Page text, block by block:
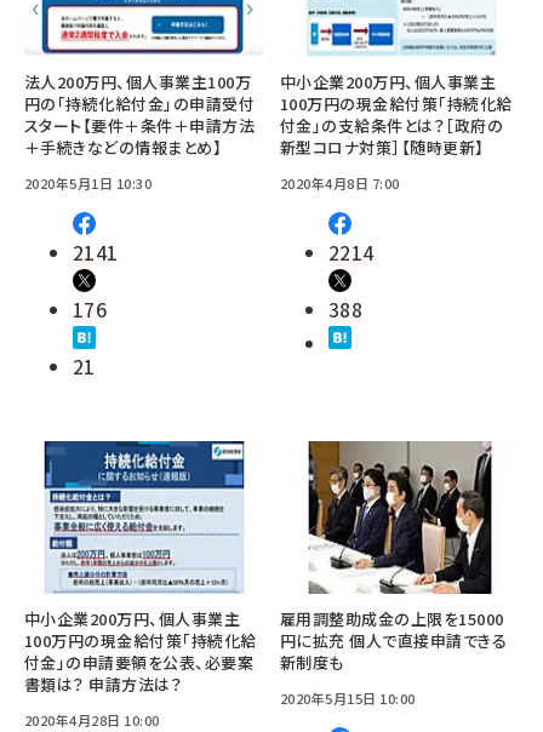
法人200万円、個人事業主100万
円の「持続化給付金」の申請受付
スタート【要件＋条件＋申請方法
＋手続きなどの情報まとめ】
2020年5月1日 10:30
2141
176
21
中小企業200万円、個人事業主
100万円の現金給付策「持続化給
付金」の支給条件とは？［政府の
新型コロナ対策］【随時更新】
2020年4月8日 7:00
2214
388
中小企業200万円、個人事業主
100万円の現金給付策「持続化給
付金」の申請要領を公表、必要案
書類は？ 申請方法は？
2020年4月28日 10:00
雇用調整助成金の上限を15000
円に拡充 個人で直接申請できる
新制度も
2020年5月15日 10:00